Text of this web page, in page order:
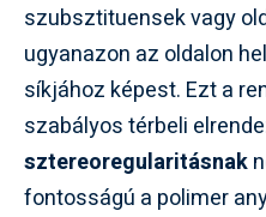
szubsztituensek vagy
ugyanazon az oldalon
síkjához képest. Ezt a
szabályos térbeli
sztereoregularitásnak
fontosságú a polimer